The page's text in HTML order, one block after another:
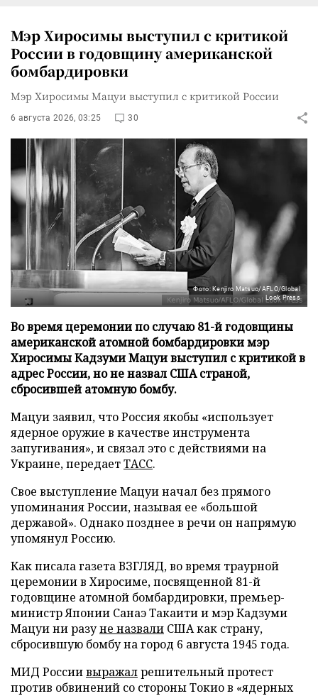
Мэр Хиросимы выступил с критикой
России в годовщину американской
бомбардировки
Мэр Хиросимы Мацуи выступил с критикой России
6 августа 2026, 03:25 30
Фото: Kenjiro Matsuo/AFLO/Global
Look Press
Во время церемонии по случаю 81-й годовщины
американской атомной бомбардировки мэр
Хиросимы Кадзуми Мацуи выступил с критикой в
адрес России, но не назвал США страной,
сбросившей атомную бомбу.
Мацуи заявил, что Россия якобы «использует
ядерное оружие в качестве инструмента
запугивания», и связал это с действиями на
Украине, передаетТАСС.
Свое выступление Мацуи начал без прямого
упоминания России, называя ее «большой
державой». Однако позднее в речи он напрямую
упомянул Россию.
Как писала газета ВЗГЛЯД, во время траурной
церемонии в Хиросиме, посвященной 81-й
годовщине атомной бомбардировки, премьер-
министр Японии Санаэ Такаити и мэр Кадзуми
Мацуи ни разуне назвали США как страну,
сбросившую бомбу на город 6 августа 1945 года.
МИД Россиивыражалрешительный протест
против обвинений со стороны Токио в «ядерных